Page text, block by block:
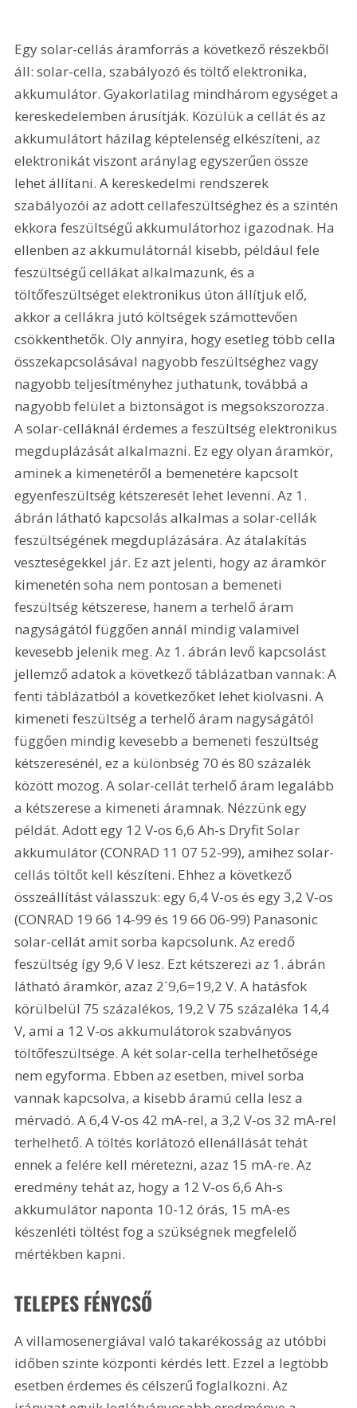
Egy solar-cellás áramforrás a következő részekből
áll: solar-cella, szabályozó és töltő elektronika,
akkumulátor. Gyakorlatilag mindhárom egységet a
kereskedelemben árusítják. Közülük a cellát és az
akkumulátort házilag képtelenség elkészíteni, az
elektronikát viszont aránylag egyszerűen össze
lehet állítani. A kereskedelmi rendszerek
szabályozói az adott cellafeszültséghez és a szintén
ekkora feszültségű akkumulátorhoz igazodnak. Ha
ellenben az akkumulátornál kisebb, például fele
feszültségű cellákat alkalmazunk, és a
töltőfeszültséget elektronikus úton állítjuk elő,
akkor a cellákra jutó költségek számottevően
csökkenthetők. Oly annyira, hogy esetleg több cella
összekapcsolásával nagyobb feszültséghez vagy
nagyobb teljesítményhez juthatunk, továbbá a
nagyobb felület a biztonságot is megsokszorozza.
A solar-celláknál érdemes a feszültség elektronikus
megduplázását alkalmazni. Ez egy olyan áramkör,
aminek a kimenetéről a bemenetére kapcsolt
egyenfeszültség kétszeresét lehet levenni. Az 1.
ábrán látható kapcsolás alkalmas a solar-cellák
feszültségének megduplázására. Az átalakítás
veszteségekkel jár. Ez azt jelenti, hogy az áramkör
kimenetén soha nem pontosan a bemeneti
feszültség kétszerese, hanem a terhelő áram
nagyságától függően annál mindig valamivel
kevesebb jelenik meg. Az 1. ábrán levő kapcsolást
jellemző adatok a következő táblázatban vannak: A
fenti táblázatból a következőket lehet kiolvasni. A
kimeneti feszültség a terhelő áram nagyságától
függően mindig kevesebb a bemeneti feszültség
kétszeresénél, ez a különbség 70 és 80 százalék
között mozog. A solar-cellát terhelő áram legalább
a kétszerese a kimeneti áramnak. Nézzünk egy
példát. Adott egy 12 V-os 6,6 Ah-s Dryfit Solar
akkumulátor (CONRAD 11 07 52-99), amihez solar-
cellás töltőt kell készíteni. Ehhez a következő
összeállítást válasszuk: egy 6,4 V-os és egy 3,2 V-os
(CONRAD 19 66 14-99 és 19 66 06-99) Panasonic
solar-cellát amit sorba kapcsolunk. Az eredő
feszültség így 9,6 V lesz. Ezt kétszerezi az 1. ábrán
látható áramkör, azaz 2´9,6=19,2 V. A hatásfok
körülbelül 75 százalékos, 19,2 V 75 százaléka 14,4
V, ami a 12 V-os akkumulátorok szabványos
töltőfeszültsége. A két solar-cella terhelhetősége
nem egyforma. Ebben az esetben, mivel sorba
vannak kapcsolva, a kisebb áramú cella lesz a
mérvadó. A 6,4 V-os 42 mA-rel, a 3,2 V-os 32 mA-rel
terhelhető. A töltés korlátozó ellenállását tehát
ennek a felére kell méretezni, azaz 15 mA-re. Az
eredmény tehát az, hogy a 12 V-os 6,6 Ah-s
akkumulátor naponta 10-12 órás, 15 mA-es
készenléti töltést fog a szükségnek megfelelő
mértékben kapni.
TELEPES FÉNYCSŐ
A villamosenergiával való takarékosság az utóbbi
időben szinte központi kérdés lett. Ezzel a legtöbb
esetben érdemes és célszerű foglalkozni. Az